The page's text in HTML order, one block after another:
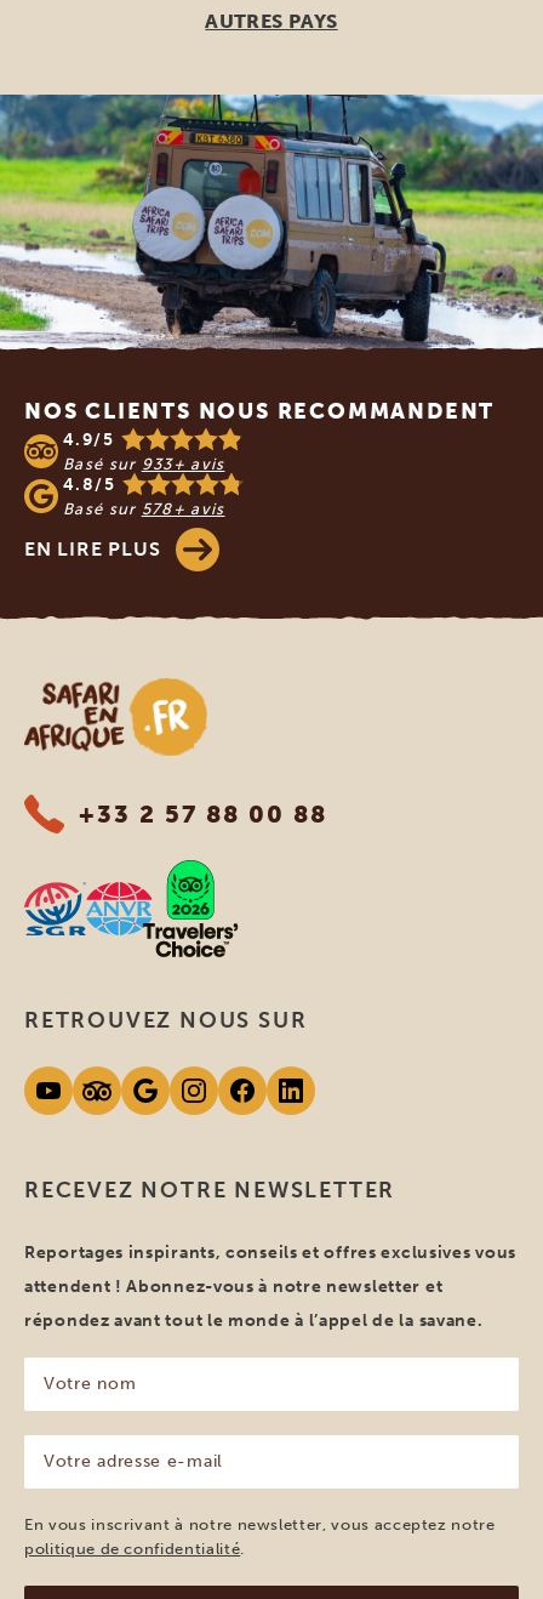
AUTRES PAYS
NOS CLIENTS NOUS RECOMMANDENT
4.9/5
Basé sur 933+ avis
4.8/5
Basé sur 578+ avis
EN LIRE PLUS
Safari en Afrique
+33 2 57 88 00 88
RECEVEZ NOTRE NEWSLETTER
Reportages inspirants, conseils et offres exclusives vous
attendent ! Abonnez-vous à notre newsletter et
répondez avant tout le monde à l’appel de la savane.
nom
(Nécessaire)
adresse
e-
mail
(Nécessaire)
En vous inscrivant à notre newsletter, vous acceptez notre
politique de confidentialité.
RETROUVEZ NOUS SUR